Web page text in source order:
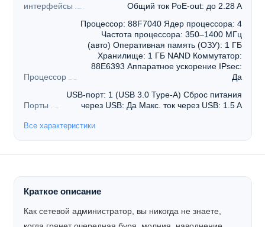
интерфейсы
Общий ток PoE-out: до 2.28 А
Процессор
Процессор: 88F7040 Ядер процессора: 4
Частота процессора: 350–1400 МГц
(авто) Оперативная память (ОЗУ): 1 ГБ
Хранилище: 1 ГБ NAND Коммутатор:
88E6393 Аппаратное ускорение IPsec:
Да
Порты
USB-порт: 1 (USB 3.0 Type-A) Сброс питания
через USB: Да Макс. ток через USB: 1.5 А
Все характеристики
Краткое описание
Как сетевой администратор, вы никогда не знаете,